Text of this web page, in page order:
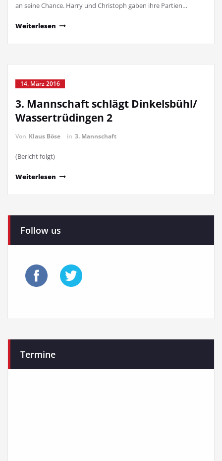
an seine Chance. Harry und Christoph gaben ihre Partien…
Weiterlesen
14. März 2016
3. Mannschaft schlägt Dinkelsbühl/
Wassertrüdingen 2
Von Klaus Böse in 3. Mannschaft
(Bericht folgt)
Weiterlesen
Follow us
Termine